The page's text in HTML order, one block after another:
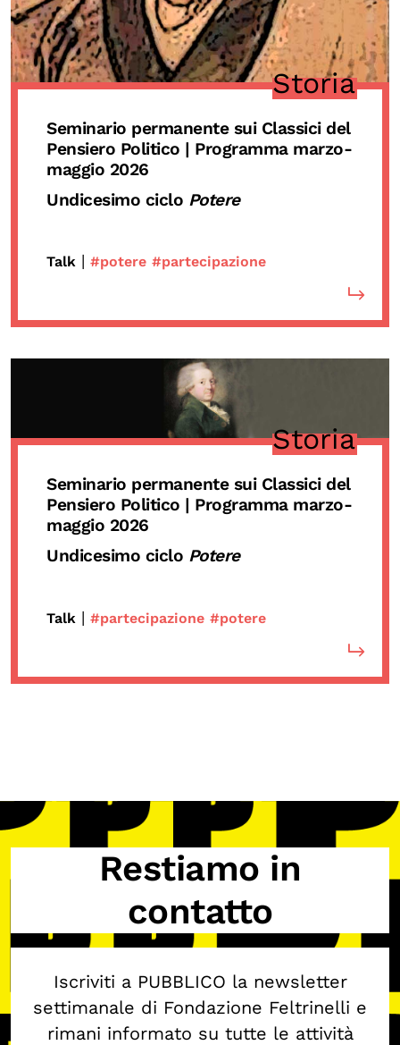
Storia
Seminario permanente sui Classici del
Pensiero Politico | Programma marzo-
maggio 2026
Undicesimo ciclo Potere
Talk | #potere #partecipazione
Storia
Seminario permanente sui Classici del
Pensiero Politico | Programma marzo-
maggio 2026
Undicesimo ciclo Potere
Talk | #partecipazione #potere
Restiamo in
contatto
Iscriviti a PUBBLICO la newsletter
settimanale di Fondazione Feltrinelli e
rimani informato su tutte le attività